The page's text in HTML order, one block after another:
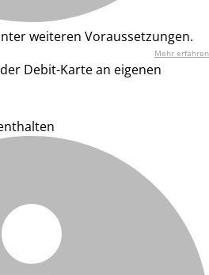
weiteren Voraussetzungen.
Mehr erfahren
Debit-Karte an eigenen